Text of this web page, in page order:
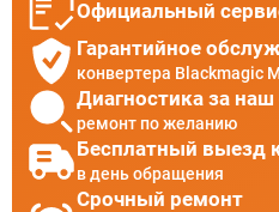
Официальный
Гарантийное
конвертера Blackmagic
Диагностика за наш
ремонт по желанию
Бесплатный выезд
в день обращения
Срочный ремонт